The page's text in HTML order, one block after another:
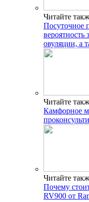
Читайте
Посуточное
вероятность
овуляции, а
Читайте
Камфорное
Читайте
Почему
RV900 от